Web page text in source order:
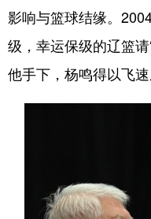
影响与篮球结缘。
级，幸运保级的辽篮
他手下，杨鸣得以飞速